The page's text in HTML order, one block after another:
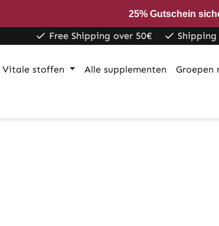
25% Gutschein
Free Shipping over 50€
Vitale stoffen Alle supplementen Groepen